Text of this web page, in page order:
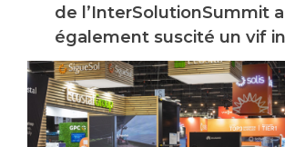
de l’InterSolutionSummit a
également suscité un vif